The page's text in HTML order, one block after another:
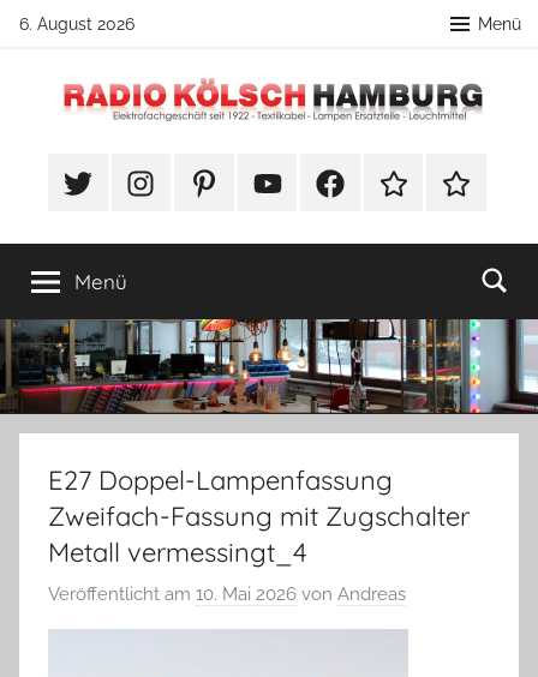
Zum
springen
6. August 2026 Menü
Radio
Hamburg
Lampenbau
#TwitterInstagramPinterestYouTubeFacebookTikTok Webshop
Menü
E27 Doppel-Lampenfassung
Zweifach-Fassung mit Zugschalter
Metall vermessingt_4
Veröffentlicht am 10. Mai 2026 von Andreas